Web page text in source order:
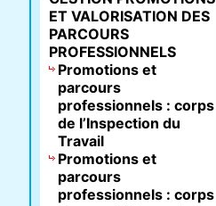
ET VALORISATION DES
PARCOURS
PROFESSIONNELS
Promotions et
parcours
professionnels : corps
de l’Inspection du
Travail
Promotions et
parcours
professionnels : corps